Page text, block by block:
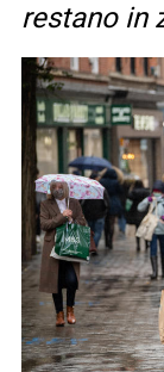
restano in